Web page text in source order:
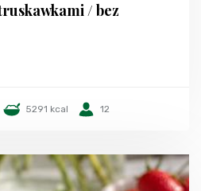
/ bez
5291 kcal 12